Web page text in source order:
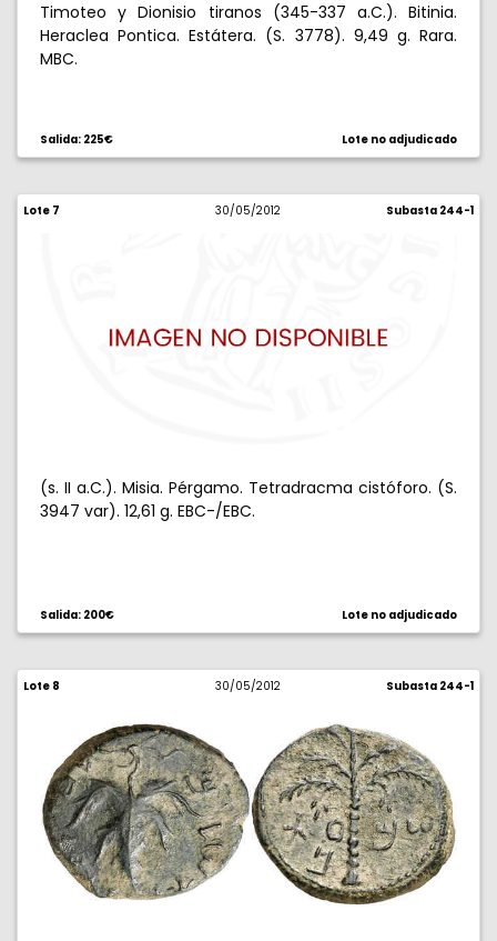
Timoteo y Dionisio tiranos (345-337 a.C.). Bitinia.
Heraclea Pontica. Estátera. (S. 3778). 9,49 g. Rara.
MBC.
Salida: 225€ Lote no adjudicado
Lote 7 30/05/2012 Subasta 244-1
(s. II a.C.). Misia. Pérgamo. Tetradracma cistóforo. (S.
3947 var). 12,61 g. EBC-/EBC.
Salida: 200€ Lote no adjudicado
Lote 8 30/05/2012 Subasta 244-1